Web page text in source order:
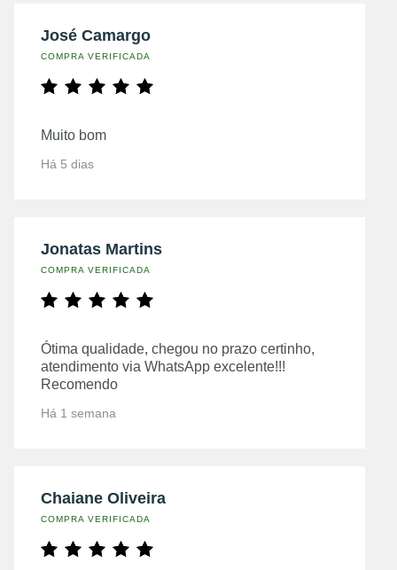
José Camargo
COMPRA VERIFICADA
Muito bom
Há 5 dias
Jonatas Martins
COMPRA VERIFICADA
Ótima qualidade, chegou no prazo certinho,
atendimento via WhatsApp excelente!!!
Recomendo
Há 1 semana
Chaiane Oliveira
COMPRA VERIFICADA